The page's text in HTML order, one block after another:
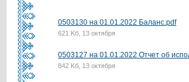
0503130 на 01.01.2022 Баланс.pdf
621 Kб, 13 октября
0503127 на 01.01.2022 Отчет об
842 Kб, 13 октября